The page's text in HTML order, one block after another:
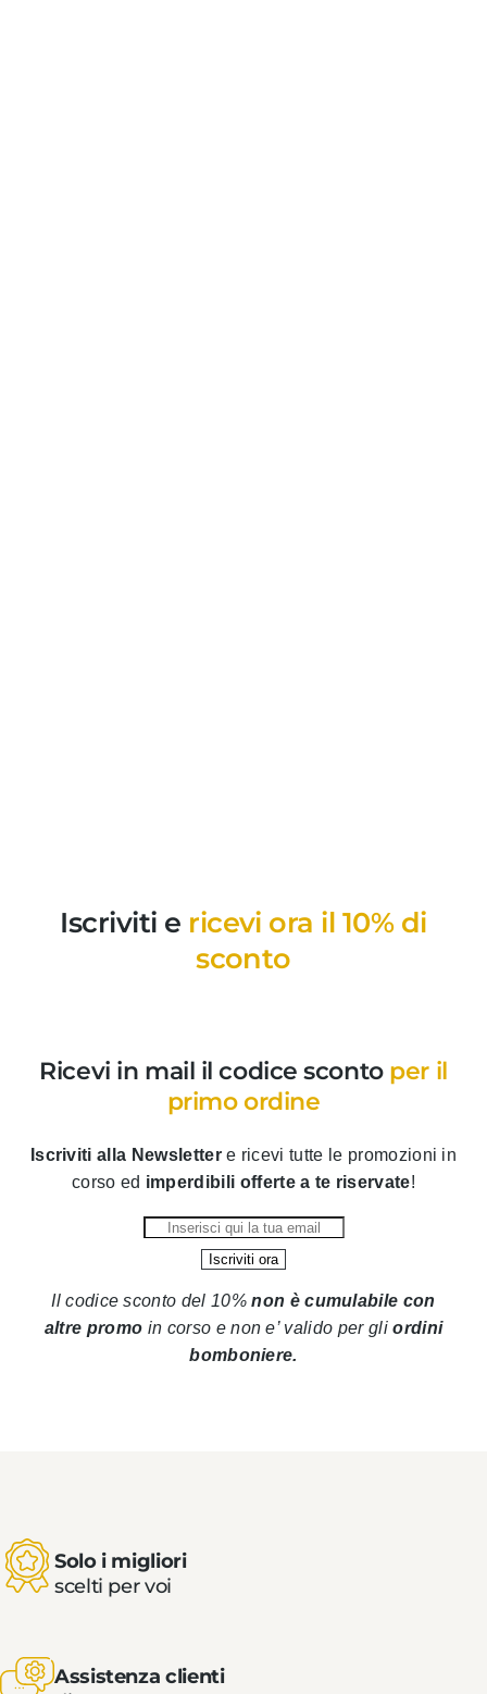
Iscriviti e ricevi ora il 10% di
sconto
Ricevi in mail il codice sconto per il
primo ordine
Iscriviti alla Newslettere ricevi tutte le promozioni in
corso ed imperdibili offerte a te riservate!
Il codice sconto del 10%non è cumulabile con
altre promo in corso e non e’ valido per gliordini
bomboniere.
Solo i migliori
scelti per voi
Assistenza clienti